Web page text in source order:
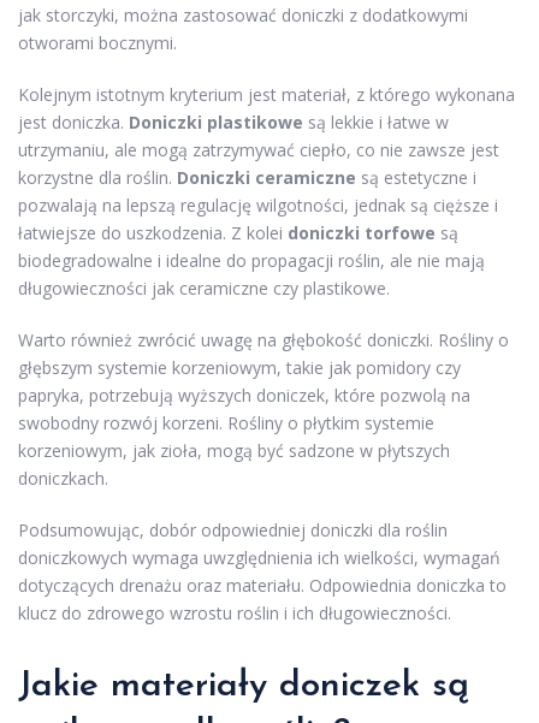
jak storczyki, można zastosować doniczki z dodatkowymi
otworami bocznymi.
Kolejnym istotnym kryterium jest materiał, z którego wykonana
jest doniczka. Doniczki plastikowe są lekkie i łatwe w
utrzymaniu, ale mogą zatrzymywać ciepło, co nie zawsze jest
korzystne dla roślin. Doniczki ceramiczne są estetyczne i
pozwalają na lepszą regulację wilgotności, jednak są cięższe i
łatwiejsze do uszkodzenia. Z kolei doniczki torfowe są
biodegradowalne i idealne do propagacji roślin, ale nie mają
długowieczności jak ceramiczne czy plastikowe.
Warto również zwrócić uwagę na głębokość doniczki. Rośliny o
głębszym systemie korzeniowym, takie jak pomidory czy
papryka, potrzebują wyższych doniczek, które pozwolą na
swobodny rozwój korzeni. Rośliny o płytkim systemie
korzeniowym, jak zioła, mogą być sadzone w płytszych
doniczkach.
Podsumowując, dobór odpowiedniej doniczki dla roślin
doniczkowych wymaga uwzględnienia ich wielkości, wymagań
dotyczących drenażu oraz materiału. Odpowiednia doniczka to
klucz do zdrowego wzrostu roślin i ich długowieczności.
Jakie materiały doniczek są